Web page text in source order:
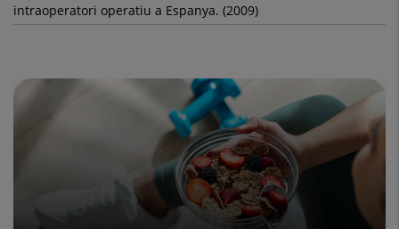
intraoperatori operatiu a Espanya. (2009)